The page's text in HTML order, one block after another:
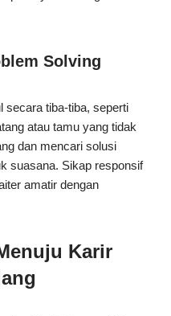
Solving
secara tiba-tiba, seperti
atau tamu yang tidak
dan mencari solusi
suasana. Sikap responsif
amatir dengan
Karir